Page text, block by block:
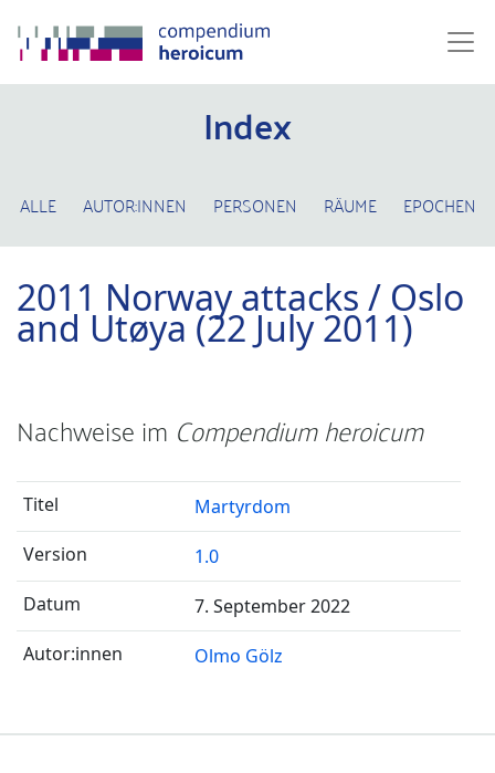
Index
ALLE AUTOR:INNEN PERSONEN RÄUME EPOCHEN
2011 Norway attacks / Oslo
and Utøya (22 July 2011)
Nachweise im Compendium heroicum
Martyrdom
1.0
7. September 2022
Olmo Gölz